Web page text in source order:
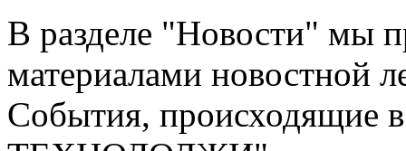
В разделе "Новости" мы
материалами новостной
События,